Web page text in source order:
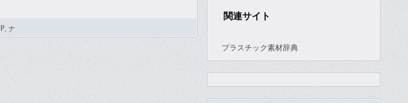
P ナ
関連サイト
プラスチック素材辞典